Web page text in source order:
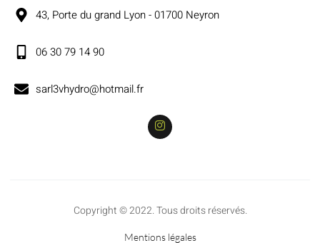
43, Porte du grand Lyon - 01700 Neyron
06 30 79 14 90
sarl3vhydro@hotmail.fr
Copyright © 2022. Tous droits réservés.
Mentions légales